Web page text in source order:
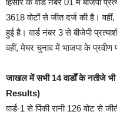
3618 वोटों से जीत दर्ज की है। वहीं,
हुई है। वार्ड नंबर 3 से बीजेपी
वहीं, मेयर चुनाव में भाजपा के
जाखल में सभी 14 वार्डों के नतीजे
Results)
वार्ड-1 से पिंकी रानी 126 वोट से